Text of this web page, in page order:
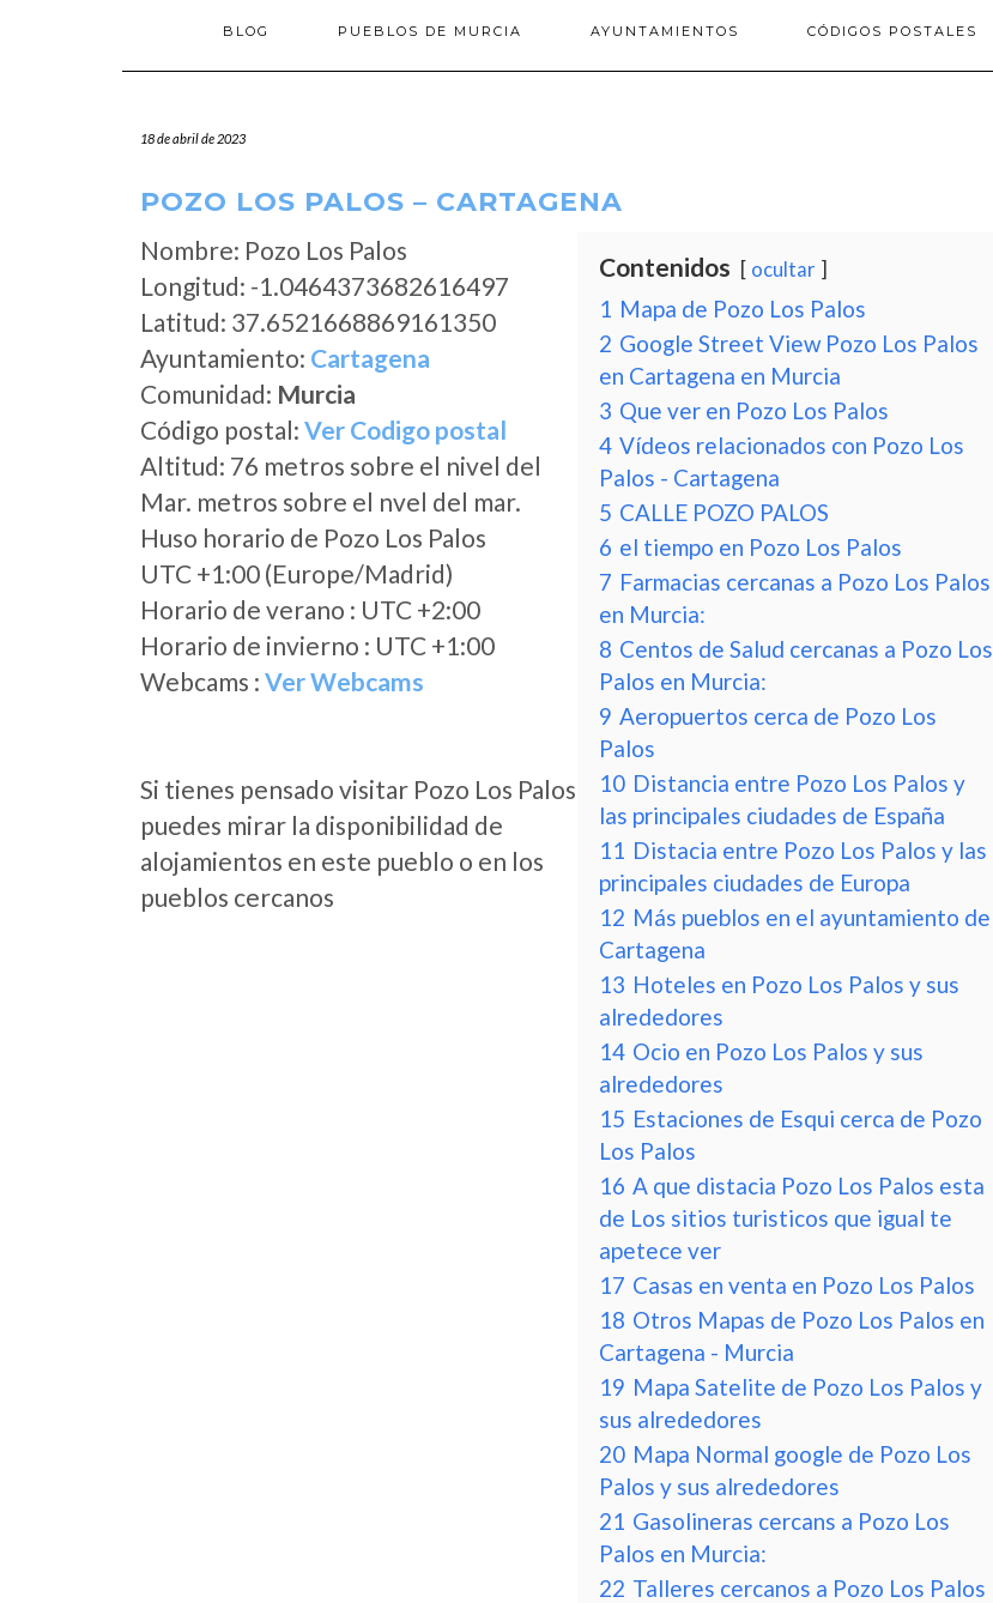
BLOG PUEBLOS DE MURCIA AYUNTAMIENTOS CÓDIGOS POSTALES
18 de abril de 2023
POZO LOS PALOS – CARTAGENA
Nombre: Pozo Los Palos
Longitud: -1.0464373682616497
Latitud: 37.6521668869161350
Ayuntamiento: Cartagena
Comunidad: Murcia
Código postal: Ver Codigo postal
Altitud: 76 metros sobre el nivel del
Mar. metros sobre el nvel del mar.
Huso horario de Pozo Los Palos
UTC +1:00 (Europe/Madrid)
Horario de verano : UTC +2:00
Horario de invierno : UTC +1:00
Webcams : Ver Webcams
Si tienes pensado visitar Pozo Los Palos
puedes mirar la disponibilidad de
alojamientos en este pueblo o en los
pueblos cercanos
Contenidos ocultar
1 Mapa de Pozo Los Palos
2 Google Street View Pozo Los Palos
en Cartagena en Murcia
3 Que ver en Pozo Los Palos
4 Vídeos relacionados con Pozo Los
Palos - Cartagena
5 CALLE POZO PALOS
6 el tiempo en Pozo Los Palos
7 Farmacias cercanas a Pozo Los Palos
en Murcia:
8 Centos de Salud cercanas a Pozo Los
Palos en Murcia:
9 Aeropuertos cerca de Pozo Los
Palos
10 Distancia entre Pozo Los Palos y
las principales ciudades de España
11 Distacia entre Pozo Los Palos y las
principales ciudades de Europa
12 Más pueblos en el ayuntamiento de
Cartagena
13 Hoteles en Pozo Los Palos y sus
alrededores
14 Ocio en Pozo Los Palos y sus
alrededores
15 Estaciones de Esqui cerca de Pozo
Los Palos
16 A que distacia Pozo Los Palos esta
de Los sitios turisticos que igual te
apetece ver
17 Casas en venta en Pozo Los Palos
18 Otros Mapas de Pozo Los Palos en
Cartagena - Murcia
19 Mapa Satelite de Pozo Los Palos y
sus alrededores
20 Mapa Normal google de Pozo Los
Palos y sus alrededores
21 Gasolineras cercans a Pozo Los
Palos en Murcia:
22 Talleres cercanos a Pozo Los Palos